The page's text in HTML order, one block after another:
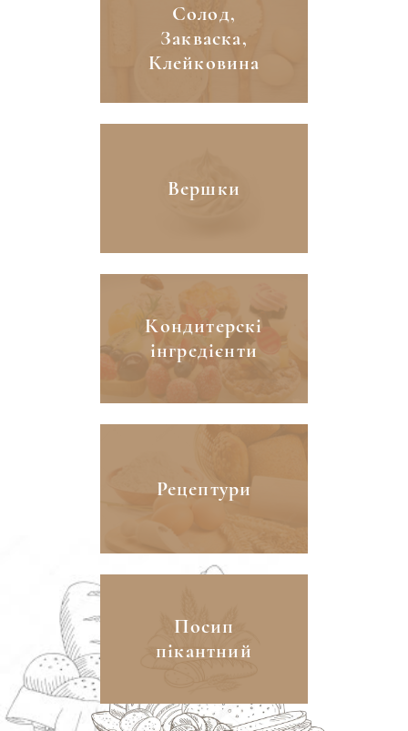
Солод,
Закваска,
Клейковина
Вершки
Кондитерскі
інгредієнти
Рецептури
Посип
пікантний